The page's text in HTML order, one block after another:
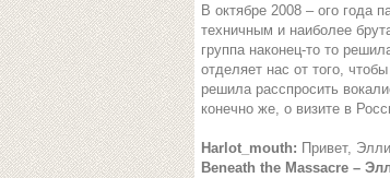
В октябре 2008 – ого года
техничным и наиболее
группа наконец-то то
отделяет нас от того,
решила расспросить
конечно же, о визите в
Harlot_mouth: Привет,
Beneath the Massacre –